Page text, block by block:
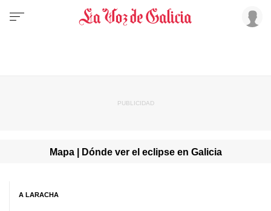
Mapa | Dónde ver el eclipse en Galicia
A LARACHA